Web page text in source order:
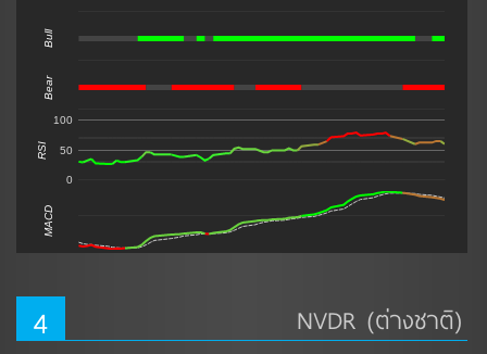
Bull
Bear
0
50
100
RSI
MACD
4 NVDR (ต่างชาติ)